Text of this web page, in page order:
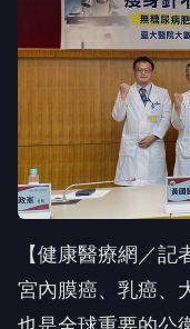
【健康醫療網／
宮內膜癌、乳癌、